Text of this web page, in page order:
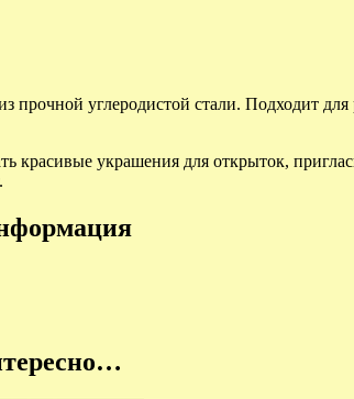
прочной углеродистой стали. Подходит
красивые украшения для открыток,